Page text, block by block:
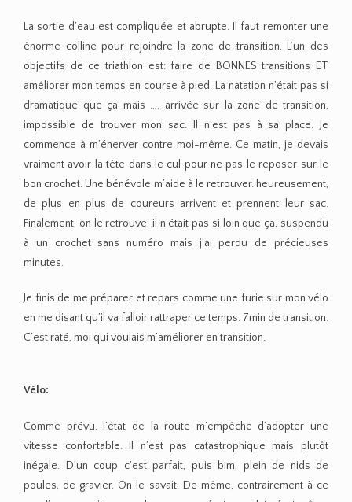
La sortie d’eau est compliquée et abrupte. Il faut remonter une
énorme colline pour rejoindre la zone de transition. L’un des
objectifs de ce triathlon est: faire de BONNES transitions ET
améliorer mon temps en course à pied. La natation n’était pas si
dramatique que ça mais …. arrivée sur la zone de transition,
impossible de trouver mon sac. Il n’est pas à sa place. Je
commence à m’énerver contre moi-même. Ce matin, je devais
vraiment avoir la tête dans le cul pour ne pas le reposer sur le
bon crochet. Une bénévole m’aide à le retrouver. heureusement,
de plus en plus de coureurs arrivent et prennent leur sac.
Finalement, on le retrouve, il n’était pas si loin que ça, suspendu
à un crochet sans numéro mais j’ai perdu de précieuses
minutes.
Je finis de me préparer et repars comme une furie sur mon vélo
en me disant qu’il va falloir rattraper ce temps. 7min de transition.
C’est raté, moi qui voulais m’améliorer en transition.
Vélo:
Comme prévu, l’état de la route m’empêche d’adopter une
vitesse confortable. Il n’est pas catastrophique mais plutôt
inégale. D’un coup c’est parfait, puis bim, plein de nids de
poules, de gravier. On le savait. De même, contrairement à ce